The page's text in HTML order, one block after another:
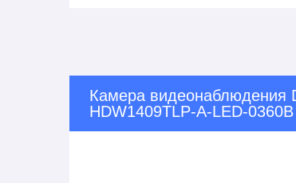
Камера видеонаблюдения
HDW1409TLP-A-LED-0360B